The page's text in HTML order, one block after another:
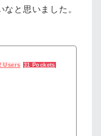
と思いました。
Users 31 Pockets